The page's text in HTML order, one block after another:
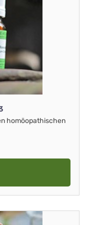
homöopathischen